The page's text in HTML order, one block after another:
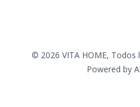
© 2026 VITA HOME, Todos
Powered by